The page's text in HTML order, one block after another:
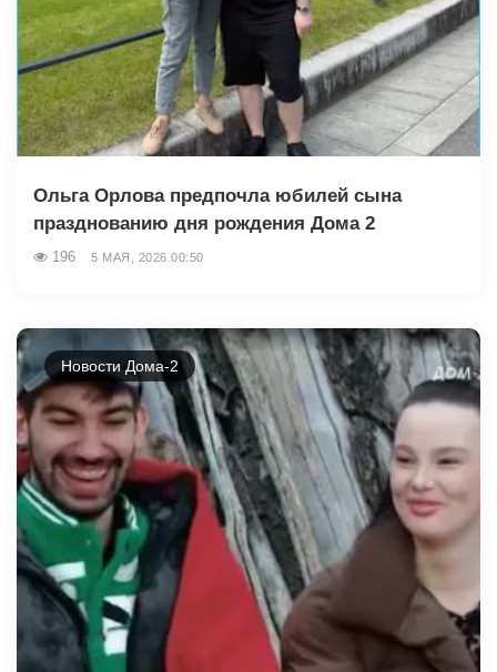
Ольга Орлова предпочла юбилей сына
празднованию дня рождения Дома 2
196 5 МАЯ, 2026 00:50
Новости Дома-2